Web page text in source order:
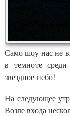
Само шоу нас не
в темноте
звездное небо!
На следующее
Возле входа